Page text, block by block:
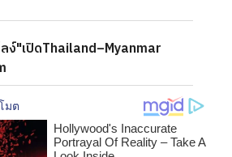
ง์"เปิดThailand–Myanmar